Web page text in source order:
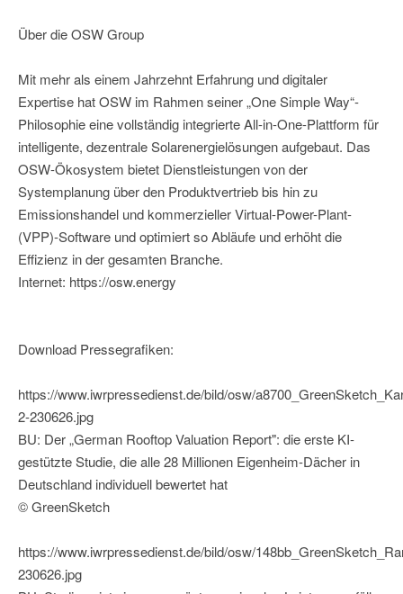
Über die OSW Group
Mit mehr als einem Jahrzehnt Erfahrung und digitaler
Expertise hat OSW im Rahmen seiner „One Simple Way“-
Philosophie eine vollständig integrierte All-in-One-Plattform für
intelligente, dezentrale Solarenergielösungen aufgebaut. Das
OSW-Ökosystem bietet Dienstleistungen von der
Systemplanung über den Produktvertrieb bis hin zu
Emissionshandel und kommerzieller Virtual-Power-Plant-
(VPP)-Software und optimiert so Abläufe und erhöht die
Effizienz in der gesamten Branche.
Internet: https://osw.energy
Download Pressegrafiken:
https://www.iwrpressedienst.de/bild/osw/
2-230626.jpg
BU: Der „German Rooftop Valuation Report": die erste KI-
gestützte Studie, die alle 28 Millionen Eigenheim-Dächer in
Deutschland individuell bewertet hat
© GreenSketch
https://www.iwrpressedienst.de/bild/osw/
230626.jpg